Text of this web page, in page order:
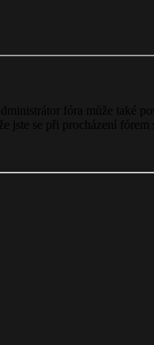
fóra může také
jste se při procházení